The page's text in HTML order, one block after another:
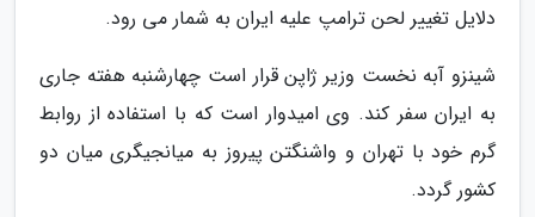
دلایل تغییر لحن ترامپ علیه ایران به شمار می رود.
شینزو آبه نخست وزیر ژاپن قرار است چهارشنبه هفته جاری
به ایران سفر کند. وی امیدوار است که با استفاده از روابط
گرم خود با تهران و واشنگتن پیروز به میانجیگری میان دو
کشور گردد.